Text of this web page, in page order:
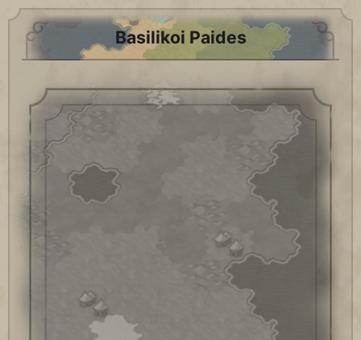
Basilikoi Paides